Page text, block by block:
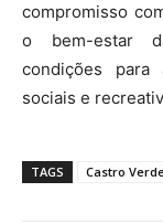
compromisso
o bem-estar
condições para
sociais e
TAGS Castro